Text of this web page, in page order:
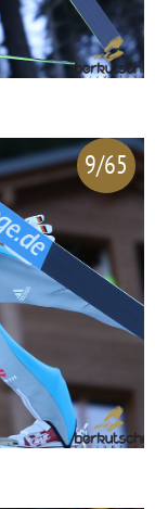
9/65